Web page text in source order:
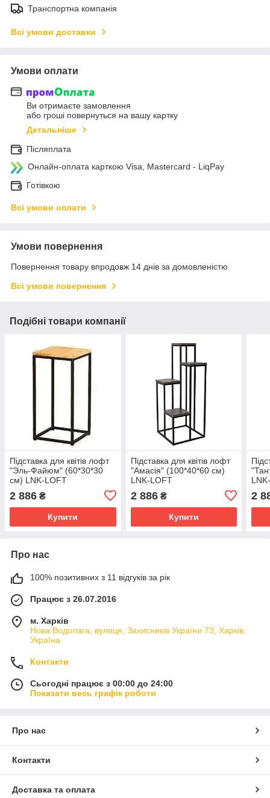
Транспортна компанія
Всі умови доставки
Умови оплати
Ви отримаєте замовлення
або гроші повернуться на вашу картку
Детальніше
Післяплата
Онлайн-оплата карткою Visa, Mastercard - LiqPay
Готівкою
Всі умови оплати
Умови повернення
Повернення товару впродовж 14 днів за домовленістю
Всі умови повернення
Подібні товари компанії
Підставка для квітів лофт
"Эль-Файюм" (60*30*30
см) LNK-LOFT
2 886 ₴
Купити
Підставка для квітів лофт
"Амасія" (100*40*60 см)
LNK-LOFT
2 886₴
Купити
2
Про нас
100% позитивних з 11 відгуків за рік
Працює з 26.07.2016
м. Харків
Нова Водолага, вулиця, Захисників України 73, Харків,
Україна
Контакти
Сьогодні працює з 00:00 до 24:00
Показати весь графік роботи
Про нас
Контакти
Доставка та оплата